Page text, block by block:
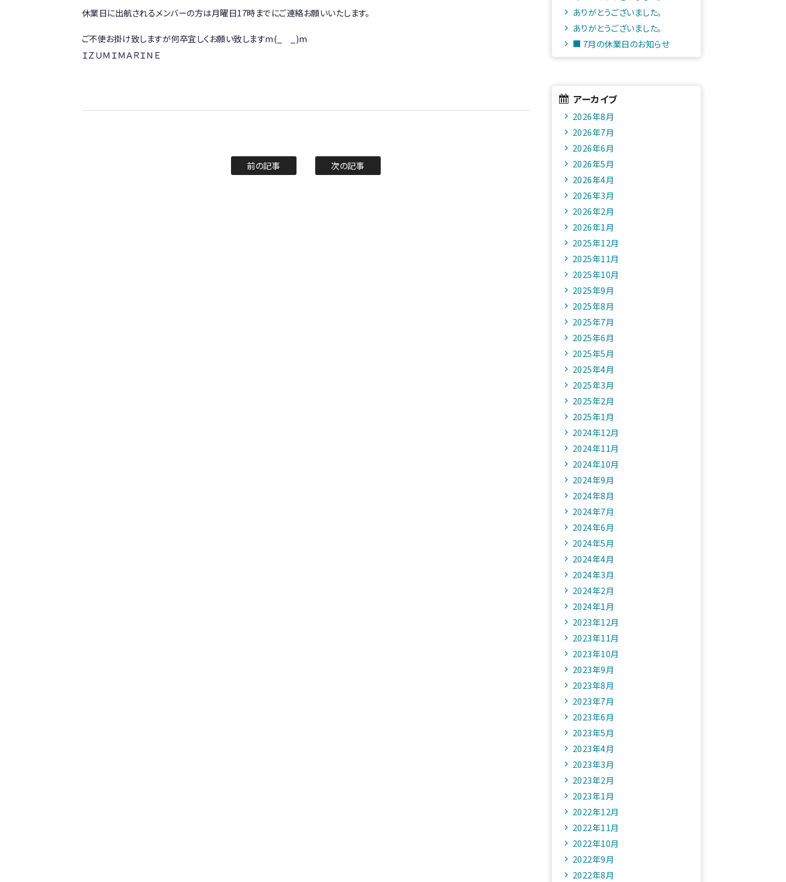
休業日に出航されるメンバーの方は月曜日17時までにご連絡お願いいたします。
ご不便お掛け致しますが何卒宜しくお願い致しますm(_ _)m
ＩＺＵＭＩＭＡＲＩＮＥ
前の記事 次の記事
ありがとうございました。
ありがとうございました。
■ 7月の休業日のお知らせ
アーカイブ
2026年8月
2026年7月
2026年6月
2026年5月
2026年4月
2026年3月
2026年2月
2026年1月
2025年12月
2025年11月
2025年10月
2025年9月
2025年8月
2025年7月
2025年6月
2025年5月
2025年4月
2025年3月
2025年2月
2025年1月
2024年12月
2024年11月
2024年10月
2024年9月
2024年8月
2024年7月
2024年6月
2024年5月
2024年4月
2024年3月
2024年2月
2024年1月
2023年12月
2023年11月
2023年10月
2023年9月
2023年8月
2023年7月
2023年6月
2023年5月
2023年4月
2023年3月
2023年2月
2023年1月
2022年12月
2022年11月
2022年10月
2022年9月
2022年8月